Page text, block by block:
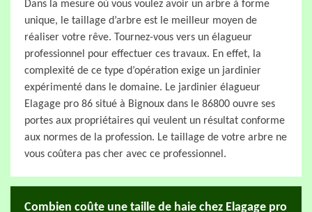
Dans la mesure où vous voulez avoir un arbre à forme
unique, le taillage d’arbre est le meilleur moyen de
réaliser votre rêve. Tournez-vous vers un élagueur
professionnel pour effectuer ces travaux. En effet, la
complexité de ce type d’opération exige un jardinier
expérimenté dans le domaine. Le jardinier élagueur
Elagage pro 86 situé à Bignoux dans le 86800 ouvre ses
portes aux propriétaires qui veulent un résultat conforme
aux normes de la profession. Le taillage de votre arbre ne
vous coûtera pas cher avec ce professionnel.
Combien coûte une taille de haie chez Elagage pro